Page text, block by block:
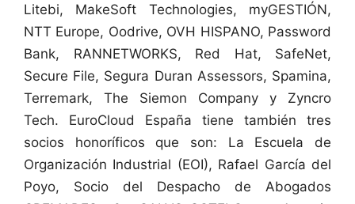
Litebi, MakeSoft Technologies, myGESTIÓN,
NTT Europe, Oodrive, OVH HISPANO, Password
Bank, RANNETWORKS, Red Hat, SafeNet,
Secure File, Segura Duran Assessors, Spamina,
Terremark, The Siemon Company y Zyncro
Tech. EuroCloud España tiene también tres
socios honoríficos que son: La Escuela de
Organización Industrial (EOI), Rafael García del
Poyo, Socio del Despacho de Abogados